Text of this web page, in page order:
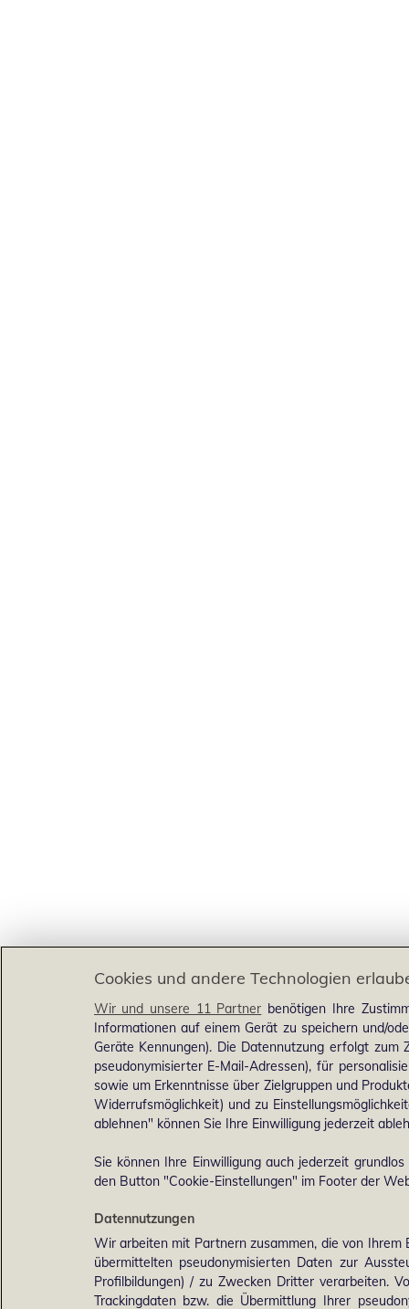
Cookies und andere Technologien
Wir und unsere 11 Partner benötigen Ihre
Informationen auf einem Gerät zu speichern und/
Geräte Kennungen). Die Datennutzung erfolgt
pseudonymisierter E-Mail-Adressen), für
sowie um Erkenntnisse über Zielgruppen und
Widerrufsmöglichkeit) und zu
ablehnen" können Sie Ihre Einwilligung jederzeit
Sie können Ihre Einwilligung auch jederzeit
den Button "Cookie-Einstellungen" im Footer der
Datennutzungen
Wir arbeiten mit Partnern zusammen, die von Ihrem
übermittelten pseudonymisierten Daten zur
Profilbildungen) / zu Zwecken Dritter verarbeiten.
Trackingdaten bzw. die Übermittlung Ihrer